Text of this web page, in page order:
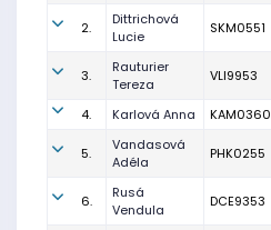
2.
Dittrichová
Lucie
SKM0551
3.
Rauturier
Tereza
VLI9953
4. Karlová Anna KAM0360
5.
Vandasová
Adéla
PHK0255
6.
Rusá
Vendula
DCE9353